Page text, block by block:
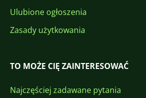
Ulubione ogłoszenia
Zasady użytkowania
TO MOŻE CIĘ ZAINTERESOWAĆ
Najczęściej zadawane pytania